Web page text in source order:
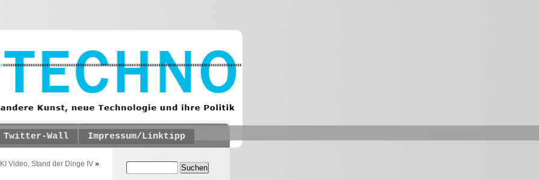
Twitter-Wall
Impressum/Linktipp
KI Video, Stand der Dinge IV »